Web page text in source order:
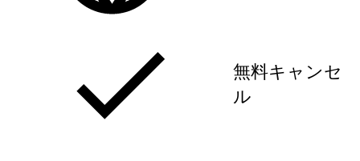
無料キャンセ
ル